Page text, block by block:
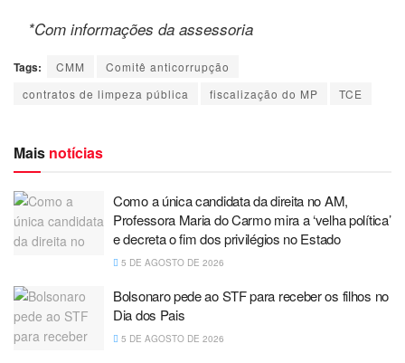
*Com informações da assessoria
Tags: CMM
Comitê anticorrupção
contratos de limpeza pública
fiscalização do MP TCE
Mais notícias
Como a única candidata da direita no AM,
Professora Maria do Carmo mira a ‘velha política’
e decreta o fim dos privilégios no Estado
5 DE AGOSTO DE 2026
Bolsonaro pede ao STF para receber os filhos no
Dia dos Pais
5 DE AGOSTO DE 2026